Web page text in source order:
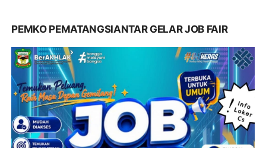
PEMKO PEMATANGSIANTAR GELAR JOB FAIR